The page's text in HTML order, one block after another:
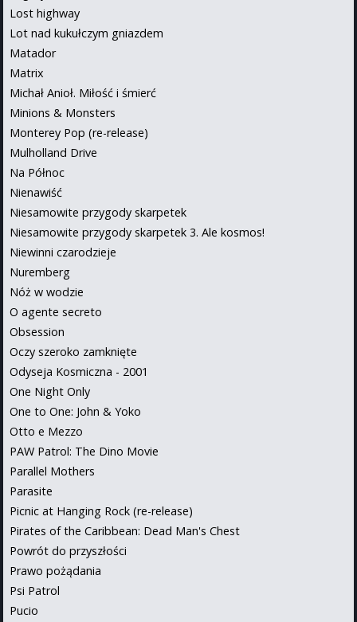
Lost highway
Lot nad kukułczym gniazdem
Matador
Matrix
Michał Anioł. Miłość i śmierć
Minions & Monsters
Monterey Pop (re-release)
Mulholland Drive
Na Północ
Nienawiść
Niesamowite przygody skarpetek
Niesamowite przygody skarpetek 3. Ale kosmos!
Niewinni czarodzieje
Nuremberg
Nóż w wodzie
O agente secreto
Obsession
Oczy szeroko zamknięte
Odyseja Kosmiczna - 2001
One Night Only
One to One: John & Yoko
Otto e Mezzo
PAW Patrol: The Dino Movie
Parallel Mothers
Parasite
Picnic at Hanging Rock (re-release)
Pirates of the Caribbean: Dead Man's Chest
Powrót do przyszłości
Prawo pożądania
Psi Patrol
Pucio